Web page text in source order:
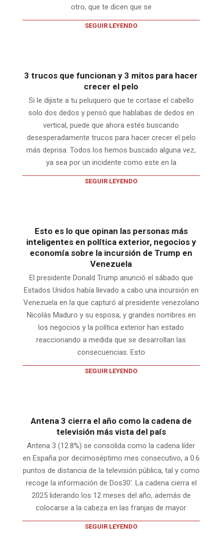
otro, que te dicen que se
SEGUIR LEYENDO
3 trucos que funcionan y 3 mitos para hacer
crecer el pelo
Si le dijiste a tu peluquero que te cortase el cabello
solo dos dedos y pensó que hablabas de dedos en
vertical, puede que ahora estés buscando
desesperadamente trucos para hacer crecer el pelo
más deprisa. Todos los hemos buscado alguna vez,
ya sea por un incidente como este en la
SEGUIR LEYENDO
Esto es lo que opinan las personas más
inteligentes en política exterior, negocios y
economía sobre la incursión de Trump en
Venezuela
El presidente Donald Trump anunció el sábado que
Estados Unidos había llevado a cabo una incursión en
Venezuela en la que capturó al presidente venezolano
Nicolás Maduro y su esposa, y grandes nombres en
los negocios y la política exterior han estado
reaccionando a medida que se desarrollan las
consecuencias. Esto
SEGUIR LEYENDO
Antena 3 cierra el año como la cadena de
televisión más vista del país
Antena 3 (12.8%) se consolida como la cadena líder
en España por decimoséptimo mes consecutivo, a 0.6
puntos de distancia de la televisión pública, tal y como
recoge la información de Dos30‘. La cadena cierra el
2025 liderando los 12 meses del año, además de
colocarse a la cabeza en las franjas de mayor
SEGUIR LEYENDO